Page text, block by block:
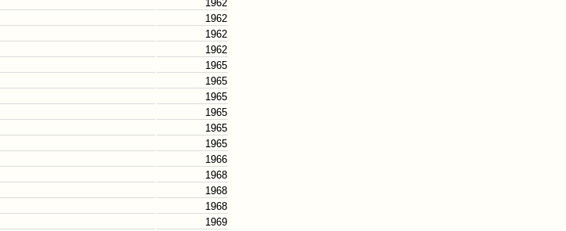
1962
1962
1962
1962
1965
1965
1965
1965
1965
1965
1966
1968
1968
1968
1969